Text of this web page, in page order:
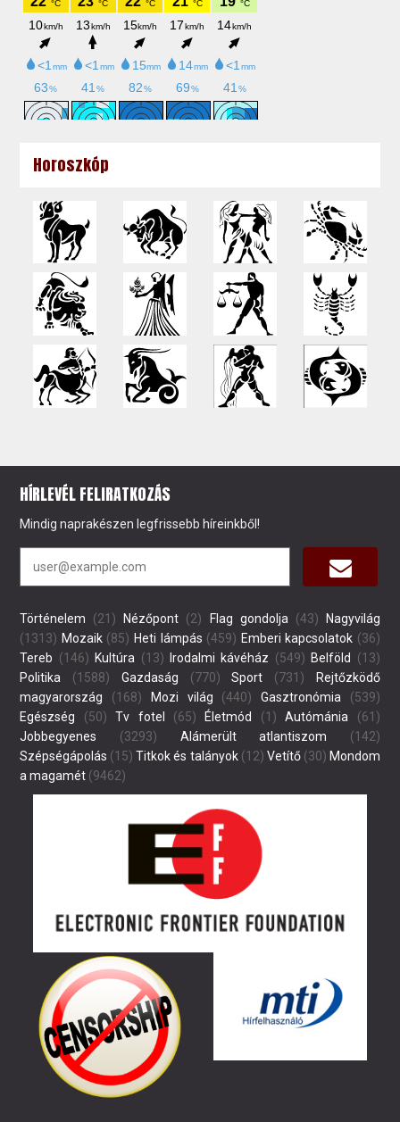
Horoszkóp
HÍRLEVÉL FELIRATKOZÁS
Mindig naprakészen legfrissebb híreinkből!
Történelem (21) Nézőpont (2) Flag gondolja (43)
Nagyvilág
(1313) Mozaik(85) Heti lámpás (459) Emberi kapcsolatok (36)
Tereb (146) Kultúra (13) Irodalmi kávéház (549) Belföld
(13)
Politika (1588) Gazdaság (770) Sport (731)
Rejtőzködő
magyarország (168) Mozi világ (440) Gasztronómia (539)
Egészség (50) Tv fotel (65) Életmód (1) Autómánia (61)
Jobbegyenes (3293) Alámerült atlantiszom (142)
Szépségápolás (15) Titkok és talányok(12) Vetítő(30) Mondom
a magamét (9462)